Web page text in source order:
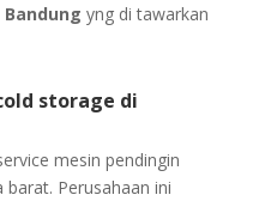
yng di tawarkan
storage di
mesin pendingin
barat. Perusahaan ini